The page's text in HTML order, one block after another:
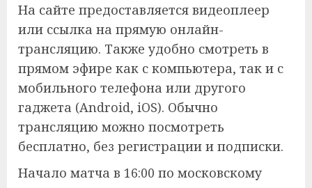
На сайте предоставляется видеоплеер
или ссылка на прямую онлайн-
трансляцию. Также удобно смотреть в
прямом эфире как с компьютера, так и с
мобильного телефона или другого
гаджета (Android, iOS). Обычно
трансляцию можно посмотреть
бесплатно, без регистрации и подписки.
Начало матча в 16:00 по московскому